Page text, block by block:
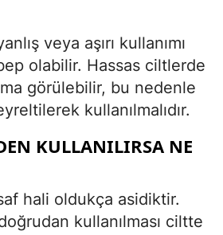
veya aşırı kullanımı
olabilir. Hassas ciltlerde
görülebilir, bu nedenle
kullanılmalıdır.
KULLANILIRSA NE
hali oldukça asidiktir.
kullanılması ciltte